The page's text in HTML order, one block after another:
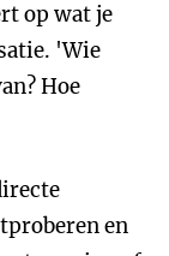
op wat je
'Wie
Hoe
en